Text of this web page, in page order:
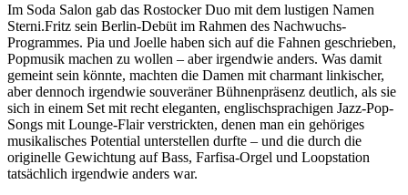
Im Soda Salon gab das Rostocker Duo mit dem lustigen Namen
Sterni.Fritz sein Berlin-Debüt im Rahmen des Nachwuchs-
Programmes. Pia und Joelle haben sich auf die Fahnen geschrieben,
Popmusik machen zu wollen – aber irgendwie anders. Was damit
gemeint sein könnte, machten die Damen mit charmant linkischer,
aber dennoch irgendwie souveräner Bühnenpräsenz deutlich, als sie
sich in einem Set mit recht eleganten, englischsprachigen Jazz-Pop-
Songs mit Lounge-Flair verstrickten, denen man ein gehöriges
musikalisches Potential unterstellen durfte – und die durch die
originelle Gewichtung auf Bass, Farfisa-Orgel und Loopstation
tatsächlich irgendwie anders war.